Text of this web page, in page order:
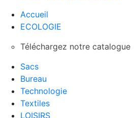
Accueil
ECOLOGIE
Téléchargez notre catalogue
Sacs
Bureau
Technologie
Textiles
LOISIRS